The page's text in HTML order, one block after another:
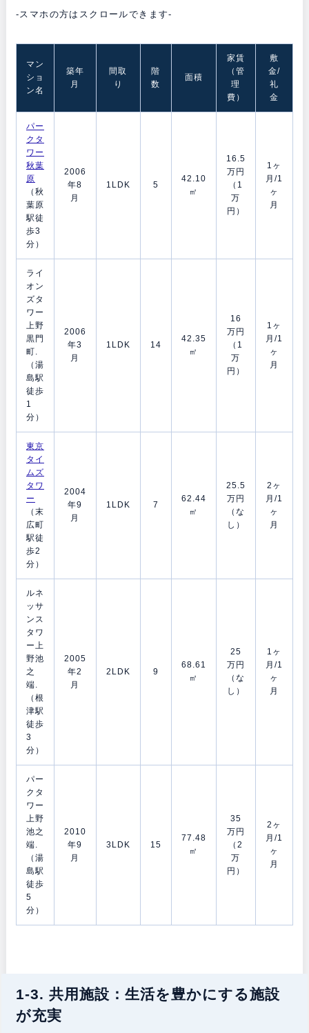
-スマホの方はスクロールできます-
マン
ショ
ン名
築年
月
間取
り
階
数
面積
家賃
（管
理
費）
敷
金/
礼
金
パー
クタ
ワー
秋葉
原
（秋
葉原
駅徒
歩3
分）
2006
年8
月
1LDK 5
42.10
㎡
16.5
万円
（1
万
円）
1ヶ
月/1
ヶ
月
ライ
オン
ズタ
ワー
上野
黒門
町.
（湯
島駅
徒歩
1
分）
2006
年3
月
1LDK 14
42.35
㎡
16
万円
（1
万
円）
1ヶ
月/1
ヶ
月
東京
タイ
ムズ
タワ
ー
（末
広町
駅徒
歩2
分）
2004
年9
月
1LDK 7
62.44
㎡
25.5
万円
（な
し）
2ヶ
月/1
ヶ
月
ルネ
ッサ
ンス
タワ
ー上
野池
之
端.
（根
津駅
徒歩
3
分）
2005
年2
月
2LDK 9
68.61
㎡
25
万円
（な
し）
1ヶ
月/1
ヶ
月
パー
クタ
ワー
上野
池之
端.
（湯
島駅
徒歩
5
分）
2010
年9
月
3LDK 15
77.48
㎡
35
万円
（2
万
円）
2ヶ
月/1
ヶ
月
1-3. 共用施設：生活を豊かにする施設
が充実